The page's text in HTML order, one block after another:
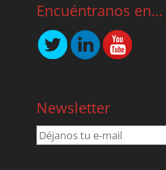
Encuéntranos en…
Newsletter